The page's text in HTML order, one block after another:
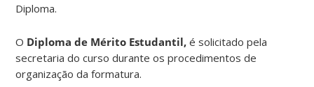
Diploma.
O Diploma de Mérito Estudantil,é solicitado pela
secretaria do curso durante os procedimentos de
organização da formatura.